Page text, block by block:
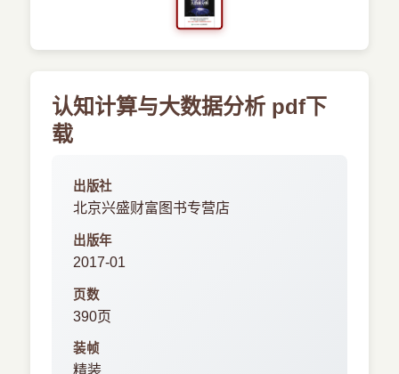
认知计算与大数据分析 pdf下
载
出版社
北京兴盛财富图书专营店
出版年
2017-01
页数
390页
装帧
精装